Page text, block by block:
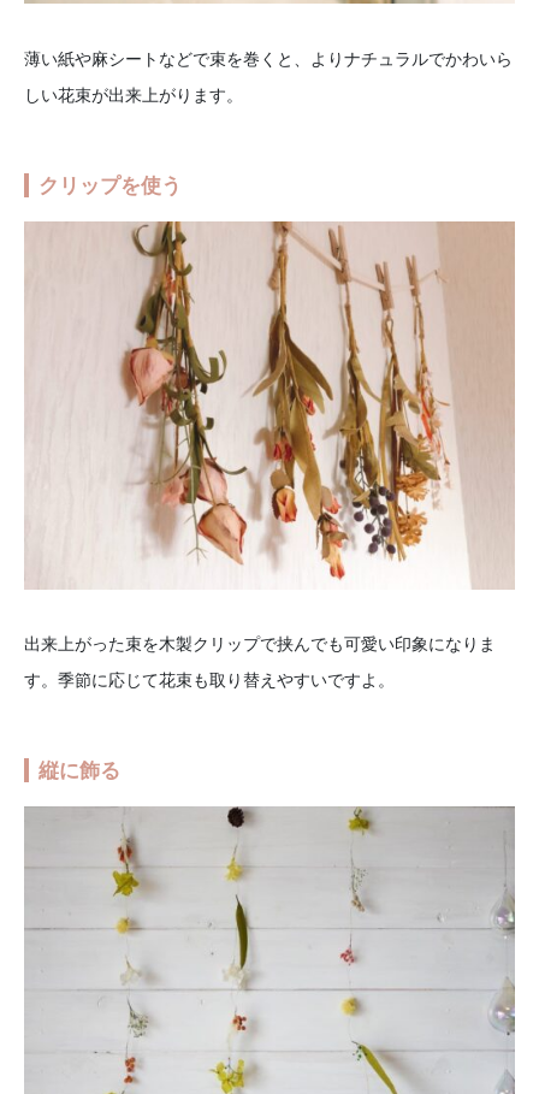
薄い紙や麻シートなどで束を巻くと、よりナチュラルでかわいら
しい花束が出来上がります。
クリップを使う
出来上がった束を木製クリップで挟んでも可愛い印象になりま
す。季節に応じて花束も取り替えやすいですよ。
縦に飾る